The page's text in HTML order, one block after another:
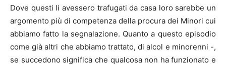
Dove questi li avessero trafugati da casa loro sarebbe un
argomento più di competenza della procura dei Minori cui
abbiamo fatto la segnalazione. Quanto a questo episodio
come già altri che abbiamo trattato, di alcol e minorenni -,
se succedono significa che qualcosa non ha funzionato e